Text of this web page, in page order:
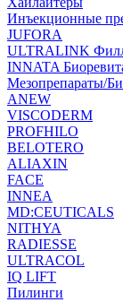
Инъекционные
JUFORA
ULTRALINK
INNATA
Мезопрепараты/
ANEW
VISCODERM
PROFHILO
BELOTERO
ALIAXIN
FACE
INNEA
MD:CEUTICALS
NITHYA
RADIESSE
ULTRACOL
IQ LIFT
Пилинги